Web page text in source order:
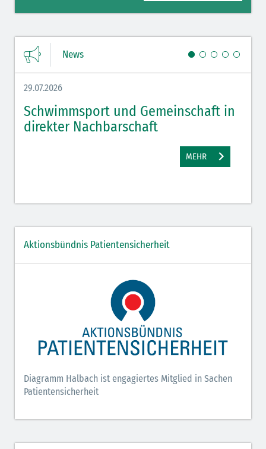
News
29.07.2026
Schwimmsport und Gemeinschaft in
direkter Nachbarschaft
MEHR
Aktionsbündnis Patientensicherheit
Diagramm Halbach ist engagiertes Mitglied in Sachen
Patientensicherheit